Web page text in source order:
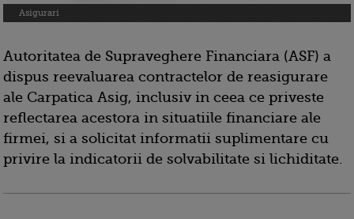
Asigurari
Autoritatea de Supraveghere Financiara (ASF) a
dispus reevaluarea contractelor de reasigurare
ale Carpatica Asig, inclusiv in ceea ce priveste
reflectarea acestora in situatiile financiare ale
firmei, si a solicitat informatii suplimentare cu
privire la indicatorii de solvabilitate si lichiditate.